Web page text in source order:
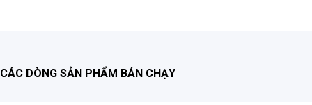
CÁC DÒNG SẢN PHẨM BÁN CHẠY